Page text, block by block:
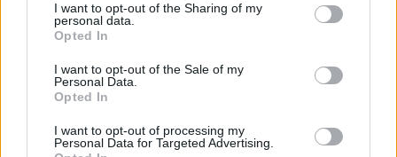
not limited to your visit or usage behaviour. You may click to
grant or deny consent to Google and its third-party tags to
use your data for below specified purposes in below Google
consent section.
I want to opt-out of the Sharing of my
personal data.
Opted In
I want to opt-out of the Sale of my
Personal Data.
Opted In
I want to opt-out of processing my
Personal Data for Targeted Advertising.
εταιρεία στο πλαίσιο της στρατηγικής της, όπως η
χρήση περισσότερων τοπικών εξαρτημάτων από
την Κίνα, «δεν ήταν κάτι καινούργιο», πρόσθεσε.
πολύ φιλόδοξη, όταν πολλές αγορές δεν ήταν